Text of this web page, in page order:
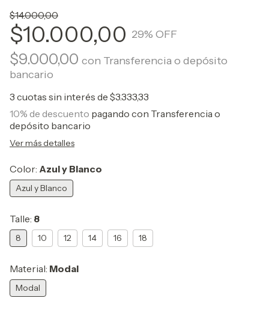
$14.000,00
$10.000,00 29% OFF
$9.000,00 con Transferencia o depósito
bancario
3 cuotas sin interés de $3.333,33
10% de descuento pagando con Transferencia o
depósito bancario
Ver más detalles
Color: Azul y Blanco
Azul y Blanco
Talle: 8
8 10 12 14 16 18
Material: Modal
Modal